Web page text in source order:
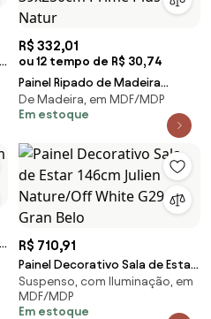
R$ 332,01
ou 12 tempo de R$ 30,74
Painel Ripado de Madeira
Modulado 1 Peça 39x250cm
Prime Plus L06 Natur
De Madeira, em MDF/MDP
Em estoque
R$ 710,91
Painel Decorativo Sala de Estar
146cm Julien Nature/Off White
G29 - Gran Belo
Suspenso, com Iluminação, em
MDF/MDP
Em estoque